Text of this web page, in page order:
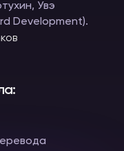
Увэ
Development).